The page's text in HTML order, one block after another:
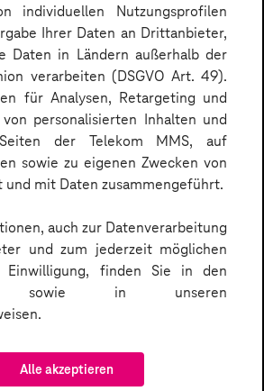
individuellen Nutzungsprofilen
Ihrer Daten an Drittanbieter,
Daten in Ländern außerhalb der
verarbeiten (DSGVO Art. 49).
für Analysen, Retargeting und
personalisierten Inhalten und
der Telekom MMS, auf
sowie zu eigenen Zwecken von
und mit Daten zusammengeführt.
auch zur Datenverarbeitung
und zum jederzeit möglichen
Einwilligung, finden Sie in den
sowie in unseren
Alle akzeptieren